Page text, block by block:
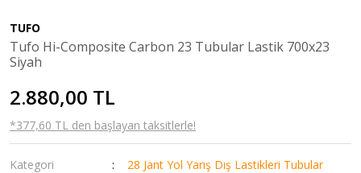
TUFO
Tufo Hi-Composite Carbon 23 Tubular Lastik 700x23
Siyah
2.880,00 TL
*377,60 TL den başlayan taksitlerle!
Kategori
28 Jant Yol Yarış Dış Lastikleri Tubular